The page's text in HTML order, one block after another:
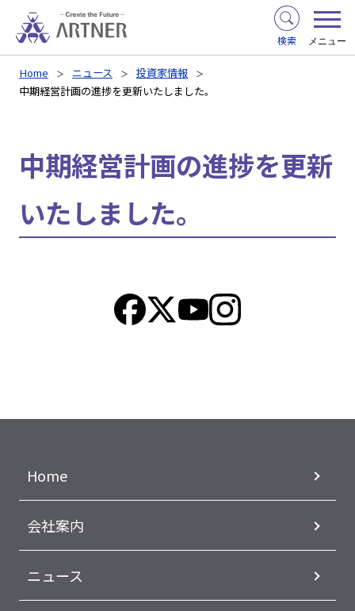
検索 メニュー
Home ニュース
投資家情報
中期経営計画の進捗を更新いたしました。
中期経営計画の進捗を更新
いたしました。
Home
会社案内
ニュース